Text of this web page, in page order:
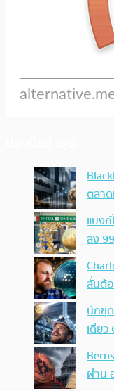
ตลา
แบง
ลง
ลั่นต้
นักขุ
เดีย
ผ่าน